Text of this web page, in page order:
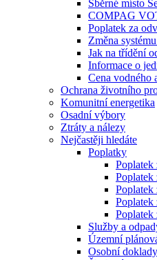
Sběrné místo
COMPAG
Poplatek za
Změna
Jak na třídění
Informace o
Cena vodného
Ochrana životního
Komunitní energetika
Osadní výbory
Ztráty a nálezy
Nejčastěji hledáte
Poplatky
Poplatek
Poplatek
Poplatek
Poplatek
Poplatek
Služby a
Územní
Osobní doklady